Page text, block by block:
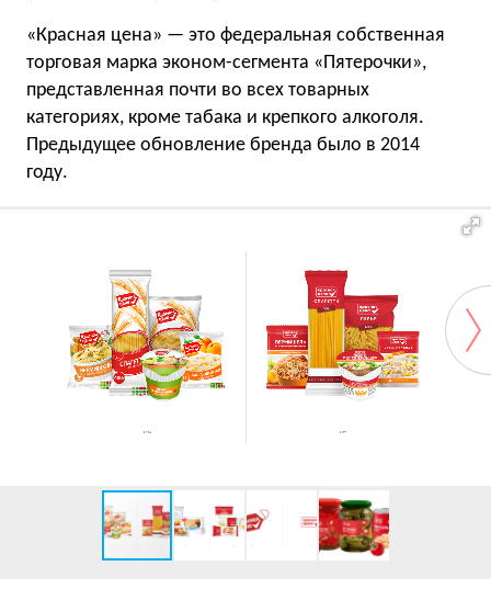
«Красная цена» — это федеральная собственная
торговая марка эконом-сегмента «Пятерочки»,
представленная почти во всех товарных
категориях, кроме табака и крепкого алкоголя.
Предыдущее обновление бренда было в 2014
году.